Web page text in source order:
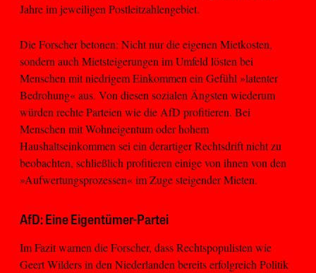
Jahre im jeweiligen Postleitzahlengebiet.
Die Forscher betonen: Nicht nur die eigenen Mietkosten,
sondern auch Mietsteigerungen im Umfeld lösten bei
Menschen mit niedrigem Einkommen ein Gefühl »latenter
Bedrohung« aus. Von diesen sozialen Ängsten wiederum
würden rechte Parteien wie die AfD profitieren. Bei
Menschen mit Wohneigentum oder hohem
Haushaltseinkommen sei ein derartiger Rechtsdrift nicht zu
beobachten, schließlich profitieren einige von ihnen von den
»Aufwertungsprozessen« im Zuge steigender Mieten.
AfD: Eine Eigentümer-Partei
Im Fazit warnen die Forscher, dass Rechtspopulisten wie
Geert Wilders in den Niederlanden bereits erfolgreich Politik